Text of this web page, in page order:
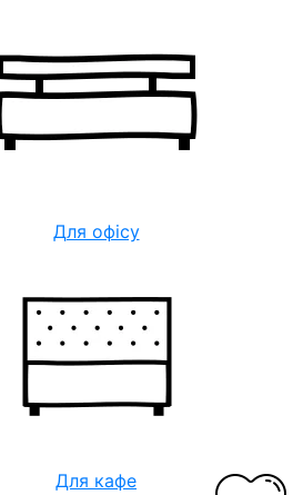
Для офісу
Для кафе